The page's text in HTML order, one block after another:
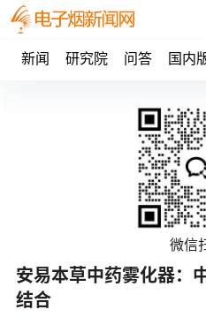
新闻 研究院 问答 国内
微信
安易本草中药雾化器：
结合